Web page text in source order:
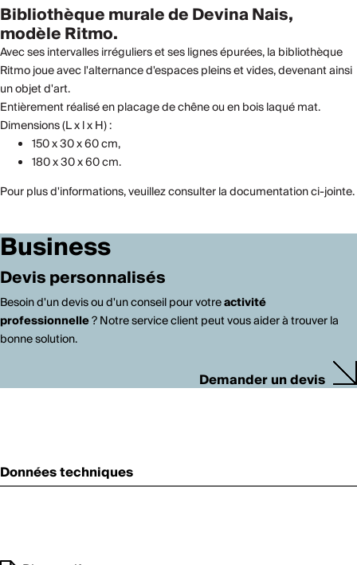
Bibliothèque murale de Devina Nais,
modèle Ritmo.
Avec ses intervalles irréguliers et ses lignes épurées, la bibliothèque
Ritmo joue avec l'alternance d'espaces pleins et vides, devenant ainsi
un objet d'art.
Entièrement réalisé en placage de chêne ou en bois laqué mat.
Dimensions (L x l x H) :
150 x 30 x 60 cm,
180 x 30 x 60 cm.
Pour plus d'informations, veuillez consulter la documentation ci-jointe.
Business
Devis personnalisés
Besoin d'un devis ou d'un conseil pour votreactivité
professionnelle? Notre service client peut vous aider à trouver la
bonne solution.
Demander un devis
Données techniques